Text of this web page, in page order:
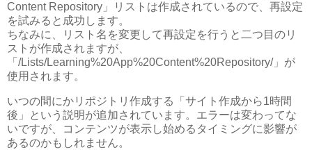
Content Repository」リストは作成されているので、再設定
を試みると成功します。
ちなみに、リスト名を変更して再設定を行うと二つ目のリ
ストが作成されますが、
「/Lists/Learning%20App%20Content%20Repository/」が
使用されます。
いつの間にかリポジトリ作成する「サイト作成から1時間
後」という説明が追加されています。エラーは変わってな
いですが、コンテンツが表示し始めるタイミングに影響が
あるのかもしれません。